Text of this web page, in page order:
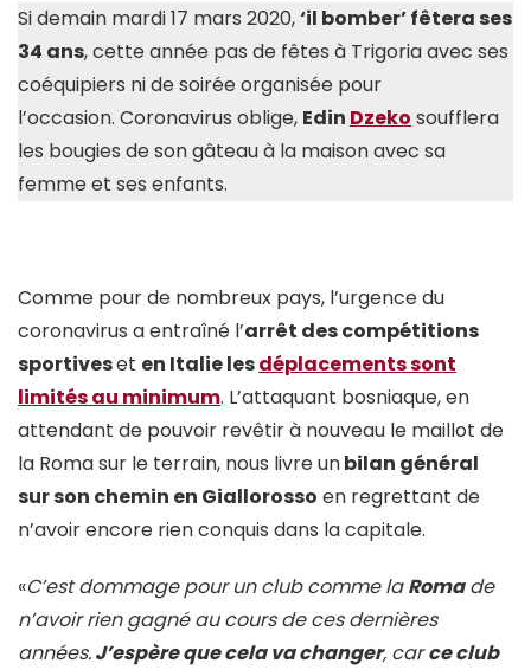
Si demain mardi 17 mars 2020,‘il bomber’ fêtera ses
34 ans, cette année pas de fêtes à Trigoria avec ses
coéquipiers ni de soirée organisée pour
l’occasion. Coronavirus oblige, Edin Dzeko soufflera
les bougies de son gâteau à la maison avec sa
femme et ses enfants.
Comme pour de nombreux pays, l’urgence du
coronavirus a entraîné l’arrêt des compétitions
sportiveset en Italie lesdéplacements sont
limités au minimum. L’attaquant bosniaque, en
attendant de pouvoir revêtir à nouveau le maillot de
la Roma sur le terrain, nous livre unbilan général
sur son chemin en Giallorosso en regrettant de
n’avoir encore rien conquis dans la capitale.
«C’est dommage pour un club comme laRomade
n’avoir rien gagné au cours de ces dernières
années.J’espère que cela va changer, carce club